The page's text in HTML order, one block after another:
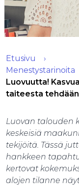
Etusivu
Menestystarinoita
Luovuutta!
taiteesta
Luovan talouden
keskeisiä
tekijöitä. Tässä
hankkeen
kertovat
alojen tilanne